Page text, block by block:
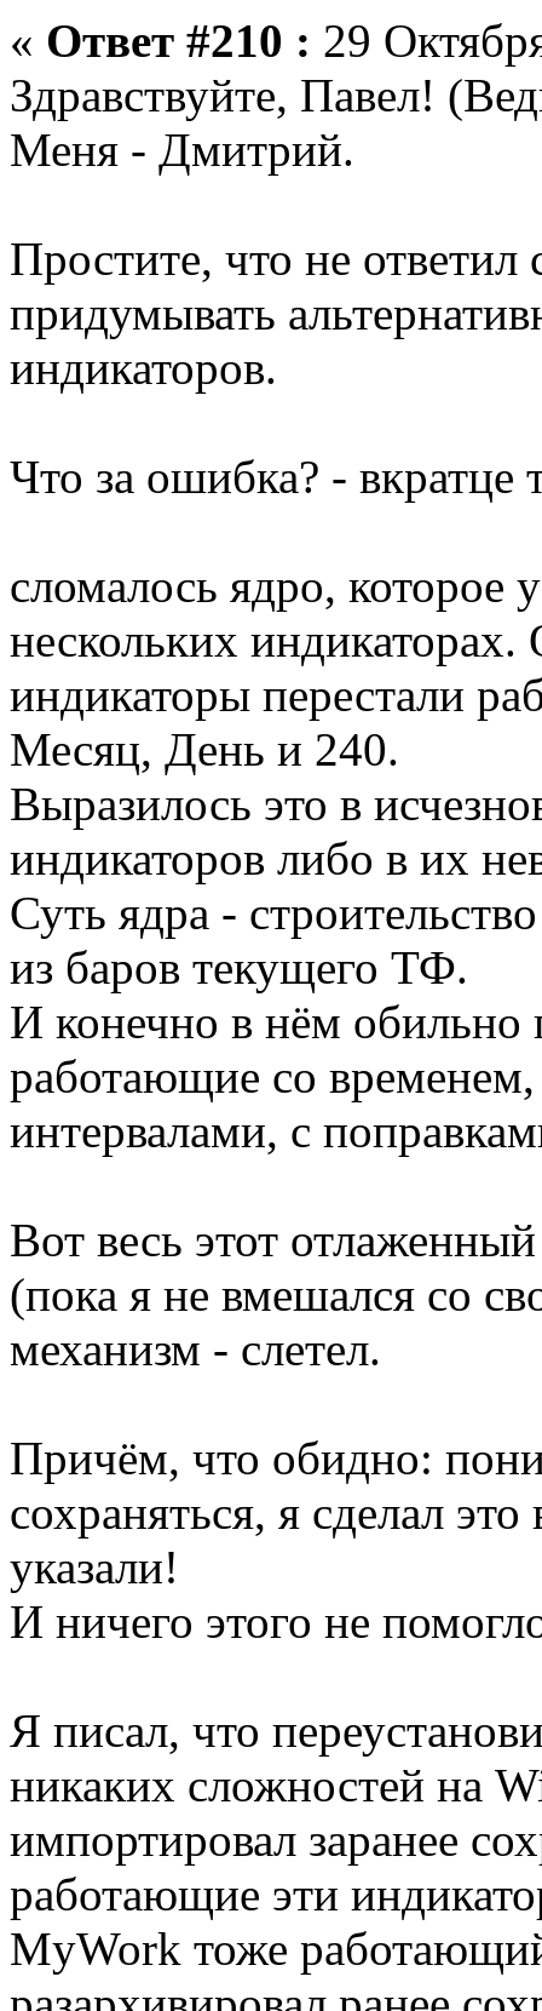
« Ответ #210 : 29
Здравствуйте, Павел!
Меня - Дмитрий.
Простите, что не
придумывать
индикаторов.
Что за ошибка? - вкратце
сломалось ядро, которое
нескольких индикаторах.
индикаторы перестали
Месяц, День и 240.
Выразилось это в
индикаторов либо в их
Суть ядра -
из баров текущего ТФ.
И конечно в нём обильно
работающие со
интервалами, с
Вот весь этот
(пока я не вмешался со
механизм - слетел.
Причём, что обидно:
сохраняться, я сделал
указали!
И ничего этого не
Я писал, что
никаких сложностей на
импортировал заранее
работающие эти
MyWork тоже